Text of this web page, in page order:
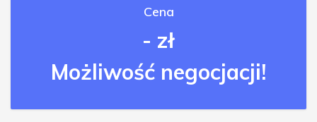
Cena
- zł
Możliwość negocjacji!